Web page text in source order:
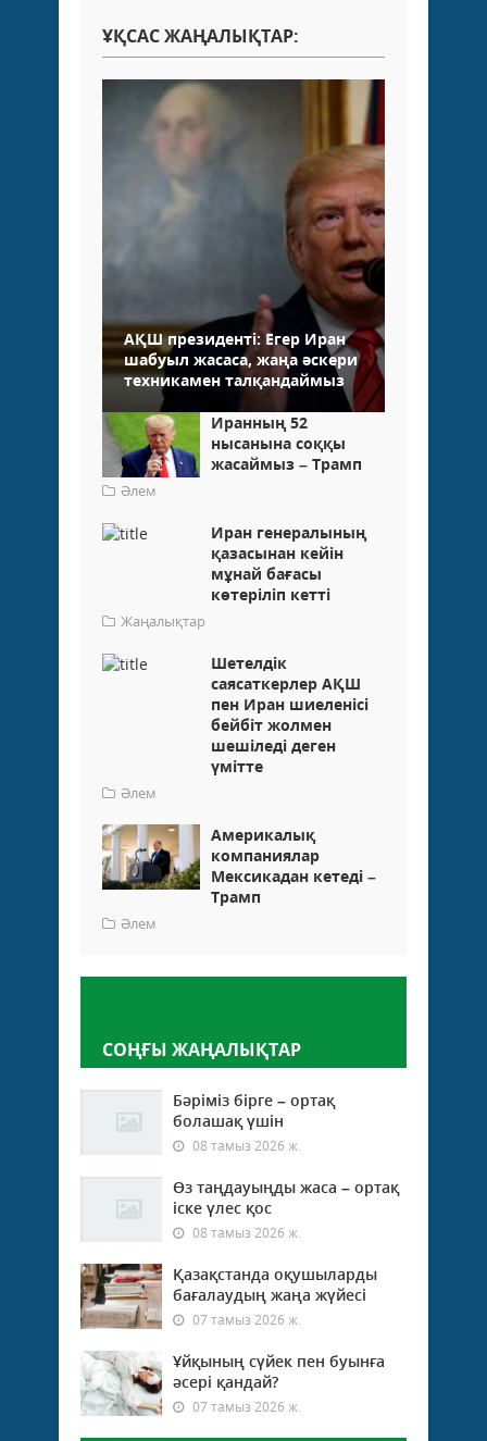
ҰҚСАС ЖАҢАЛЫҚТАР:
АҚШ президенті: Егер Иран
шабуыл жасаса, жаңа әскери
техникамен талқандаймыз
Иранның 52
нысанына соққы
жасаймыз – Трамп
Әлем
Иран генералының
қазасынан кейін
мұнай бағасы
көтеріліп кетті
Жаңалықтар
Шетелдік
саясаткерлер АҚШ
пен Иран шиеленісі
бейбіт жолмен
шешіледі деген
үмітте
Әлем
Америкалық
компаниялар
Мексикадан кетеді –
Трамп
Әлем
СОҢҒЫ ЖАҢАЛЫҚТАР
Бәріміз бірге – ортақ
болашақ үшін
08 тамыз 2026 ж.
Өз таңдауыңды жаса – ортақ
іске үлес қос
08 тамыз 2026 ж.
Қазақстанда оқушыларды
бағалаудың жаңа жүйесі
07 тамыз 2026 ж.
Ұйқының сүйек пен буынға
әсері қандай?
07 тамыз 2026 ж.